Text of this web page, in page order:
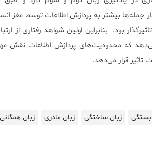
جمله‌ها بیشتر به پردازش اطلاعات توسط مغز
بود. بنابراین اولین شواهد رفتاری از
که محدودیت‌های پردازش اطلاعات نقش
تاثیر قرار می‌دهد.
زبان ساختگی زبان مادری زبان همگانی